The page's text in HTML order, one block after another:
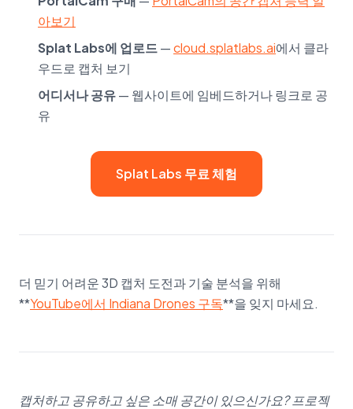
아보기
Splat Labs에 업로드—cloud.splatlabs.ai에서 클라
우드로 캡처 보기
어디서나 공유— 웹사이트에 임베드하거나 링크로 공
유
Splat Labs 무료 체험
더 믿기 어려운 3D 캡처 도전과 기술 분석을 위해
**YouTube에서 Indiana Drones 구독**을 잊지 마세요.
캡처하고 공유하고 싶은 소매 공간이 있으신가요? 프로젝